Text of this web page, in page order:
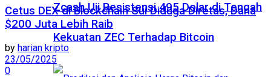
Zcash Uji Resistensi 495 Dolar di Tengah
Kekuatan ZEC Terhadap Bitcoin
Cetus DEX di Blockchain Sui Diduga Diretas, Dana
$200 Juta Lebih Raib
by harian kripto
23/05/2025
0